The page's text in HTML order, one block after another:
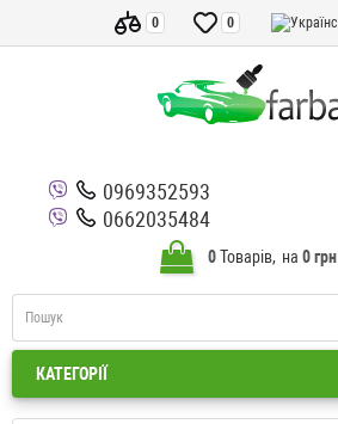
0
0
0969352593
0662035484
0Товарів, на 0 грн
КАТЕГОРІЇ